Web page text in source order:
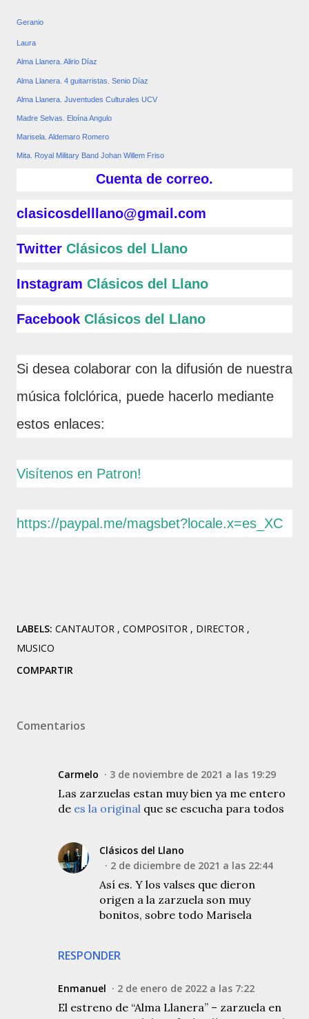
Geranio
Laura
Alma Llanera. Alirio Díaz
Alma Llanera. 4 guitarristas. Senio Díaz
Alma Llanera. Juventudes Culturales UCV
Madre Selvas. Eloína Angulo
Marisela. Aldemaro Romero
Mita. Royal Military Band Johan Willem Friso
Cuenta de correo.
clasicosdelllano@gmail.com
Twitter Clásicos del Llano
Instagram Clásicos del Llano
Facebook Clásicos del Llano
Si desea colaborar con la difusión de nuestra
música folclórica, puede hacerlo mediante
estos enlaces:
Visítenos en Patron!
https://paypal.me/magsbet?locale.x=es_XC
LABELS: CANTAUTOR COMPOSITOR
DIRECTOR
MUSICO
COMPARTIR
Comentarios
Carmelo 3 de noviembre de 2021 a las 19:29
Las zarzuelas estan muy bien ya me entero
de es la original que se escucha para todos
RESPONDER
Clásicos del Llano
2 de diciembre de 2021 a las 22:44
Así es. Y los valses que dieron
origen a la zarzuela son muy
bonitos, sobre todo Marisela
Enmanuel 2 de enero de 2022 a las 7:22
El estreno de “Alma Llanera” – zarzuela en